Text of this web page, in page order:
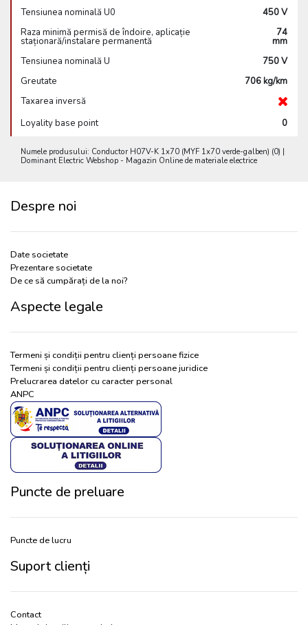
Tensiunea nominală U0
450 V
Raza minimă permisă de îndoire, aplicație
staționară/instalare permanentă
74
mm
Tensiunea nominală U
750 V
Greutate
706 kg/km
Taxarea inversă
Loyality base point
0
Numele produsului: Conductor H07V-K 1x70 (MYF 1x70 verde-galben) (0) |
Dominant Electric Webshop - Magazin Online de materiale electrice
Despre noi
Date societate
Prezentare societate
De ce să cumpărați de la noi?
Aspecte legale
Termeni și condiții pentru clienți persoane fizice
Termeni și condiții pentru clienți persoane juridice
Prelucrarea datelor cu caracter personal
ANPC
Puncte de preluare
Puncte de lucru
Suport clienți
Contact